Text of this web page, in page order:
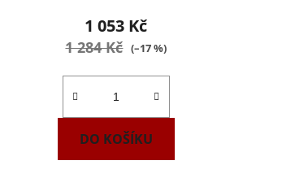
1 053 Kč
1 284 Kč (–17 %)
DO KOŠÍKU